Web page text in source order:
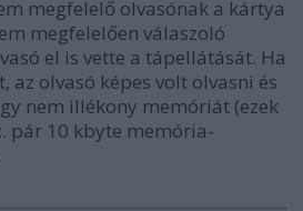
megfelelő olvasónak a kártya
megfelelően válaszoló
el is vette a tápellátását. Ha
az olvasó képes volt olvasni és
nem illékony memóriát (ezek
pár 10 kbyte memória-